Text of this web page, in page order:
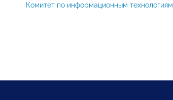
Комитет по информационным технологиям